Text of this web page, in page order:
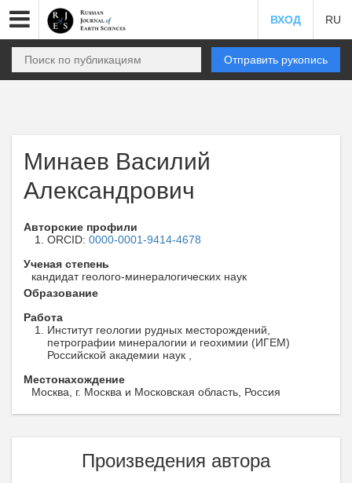
ВХОД RU
Отправить рукопись
Минаев Василий
Александрович
Авторские профили
ORCID: 0000-0001-9414-4678
Ученая степень
кандидат геолого-минералогических наук
Образование
Работа
Институт геологии рудных месторождений,
петрографии минералогии и геохимии (ИГЕМ)
Российской академии наук ,
Местонахождение
Москва, г. Москва и Московская область, Россия
Произведения автора